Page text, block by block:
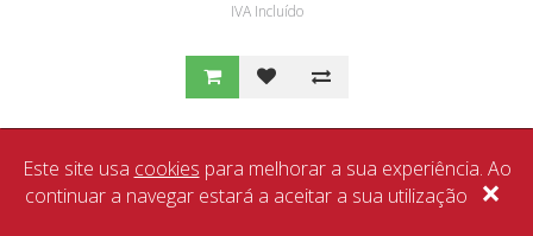
IVA Incluído
Este site usa cookies para melhorar a sua experiência. Ao
continuar a navegar estará a aceitar a sua utilização ×